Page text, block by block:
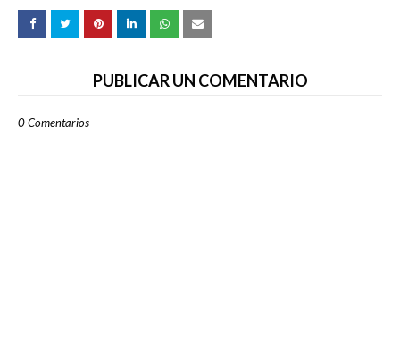
PUBLICAR UN COMENTARIO
0 Comentarios